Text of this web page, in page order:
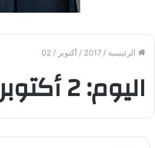
الرئيسية /
2017
/ أكتوبر /
02
اليوم:2 أكتوبر، 2017